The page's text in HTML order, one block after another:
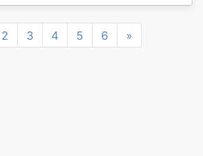
2 3 4 5 6 »